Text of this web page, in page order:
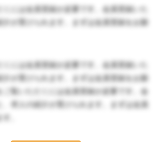
くには会員登録が必要です。会員登録いた
介が受けられます。まずは会員登録をお願
くには会員登録が必要です。会員登録いた
介が受けられます。まずは会員登録をお願
ご覧いただくには会員登録が必要です。会
、求人の紹介が受けられます。まずは会員
。